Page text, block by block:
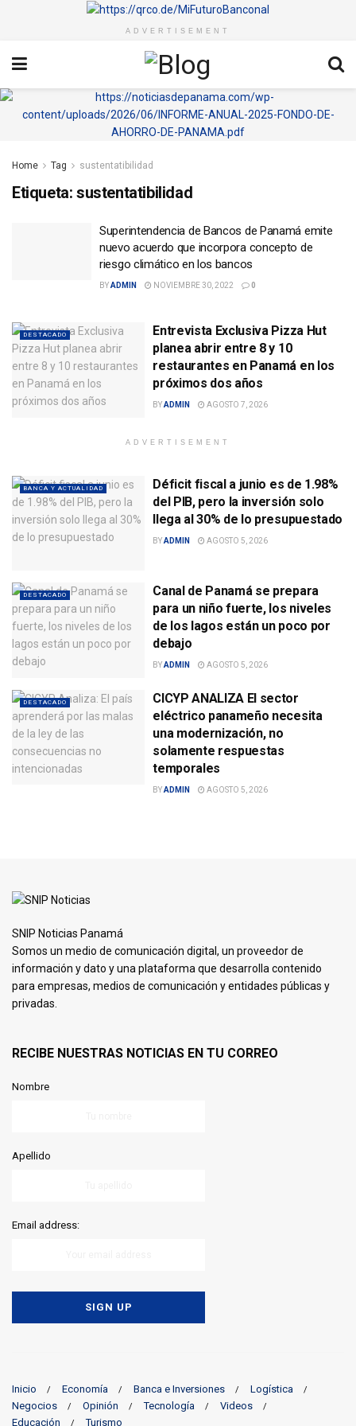
ADVERTISEMENT
Home Tag sustentatibilidad
Etiqueta: sustentatibilidad
Superintendencia de Bancos de Panamá emite
nuevo acuerdo que incorpora concepto de
riesgo climático en los bancos
BYADMIN NOVIEMBRE 30, 2022 0
DESTACADO
Entrevista Exclusiva Pizza Hut
planea abrir entre 8 y 10
restaurantes en Panamá en los
próximos dos años
BYADMIN AGOSTO 7, 2026
ADVERTISEMENT
BANCA Y ACTUALIDAD
Déficit fiscal a junio es de 1.98%
del PIB, pero la inversión solo
llega al 30% de lo presupuestado
BYADMIN AGOSTO 5, 2026
DESTACADO
Canal de Panamá se prepara
para un niño fuerte, los niveles
de los lagos están un poco por
debajo
BYADMIN AGOSTO 5, 2026
DESTACADO
CICYP ANALIZA El sector
eléctrico panameño necesita
una modernización, no
solamente respuestas
temporales
BYADMIN AGOSTO 5, 2026
SNIP Noticias Panamá
Somos un medio de comunicación digital, un proveedor de
información y dato y una plataforma que desarrolla contenido
para empresas, medios de comunicación y entidades públicas y
privadas.
RECIBE NUESTRAS NOTICIAS EN TU CORREO
Nombre
Apellido
Email address:
Inicio Economía Banca e Inversiones
Logística
Negocios
Opinión Tecnología
Videos
Educación
Turismo